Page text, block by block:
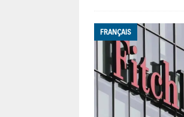
FRANÇAIS